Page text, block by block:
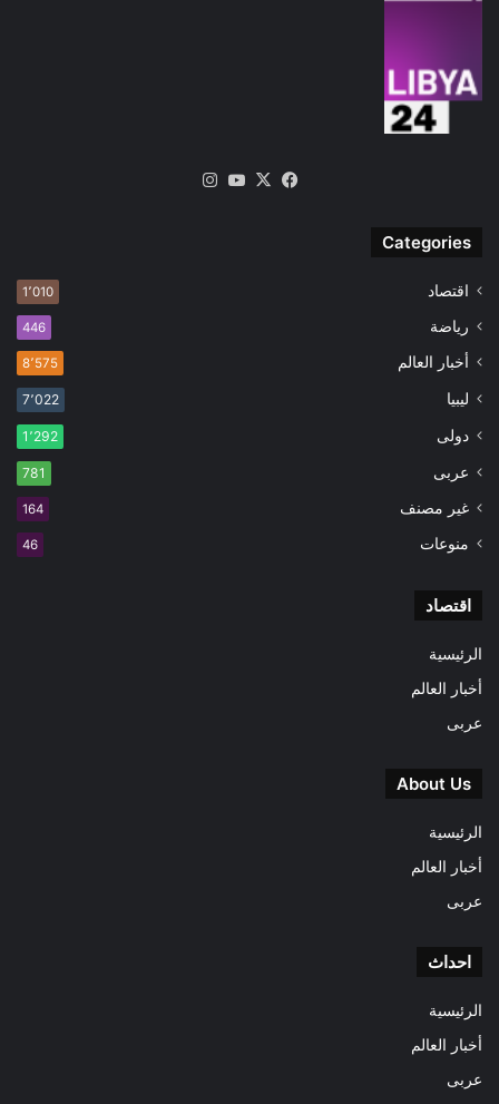
فيسبوك
‫X
‫YouTube
Categories
اقتصاد 1٬010
رياضة 446
أخبار العالم 8٬575
ليبيا 7٬022
دولى 1٬292
عربى 781
غير مصنف 164
منوعات 46
اقتصاد
الرئيسية
أخبار العالم
عربى
About Us
الرئيسية
أخبار العالم
عربى
احداث
الرئيسية
أخبار العالم
عربى